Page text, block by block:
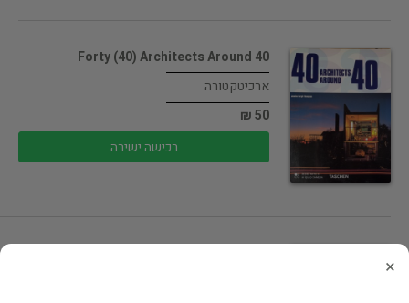
Forty (40) Architects Around 40
ארכיטקטורה
50 ₪
רכישה ישירה
×